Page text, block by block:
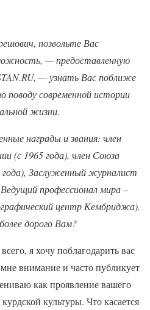
позвольте Вас
— предоставленную
— узнать Вас поближе
современной истории
жизни.
награды и звания: член
(с 1965 года), член Союза
года), Заслуженный журналист
профессионал мира –
центр Кембриджа).
дорого Вам?
я хочу поблагодарить вас
внимание и часто публикует
как проявление вашего
культуры. Что касается